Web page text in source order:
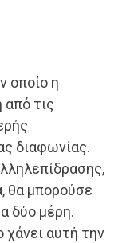
οποίο η
από τις
διαφωνίας.
θα μπορούσε
δύο μέρη.
χάνει αυτή την